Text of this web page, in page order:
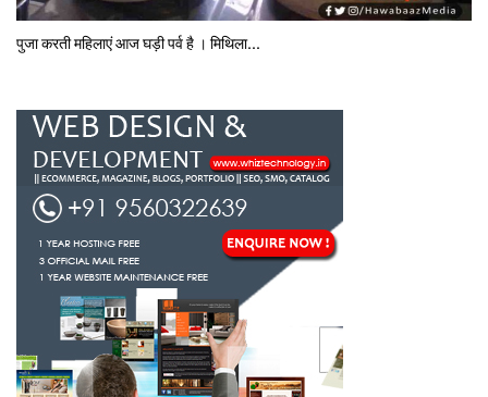
पुजा करती महिलाएं आज घड़ी पर्व है । मिथि‍ला...